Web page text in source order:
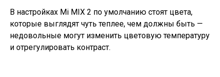
В настройках Mi MIX 2 по умолчанию стоят цвета,
которые выглядят чуть теплее, чем должны быть —
недовольные могут изменить цветовую температуру
и отрегулировать контраст.